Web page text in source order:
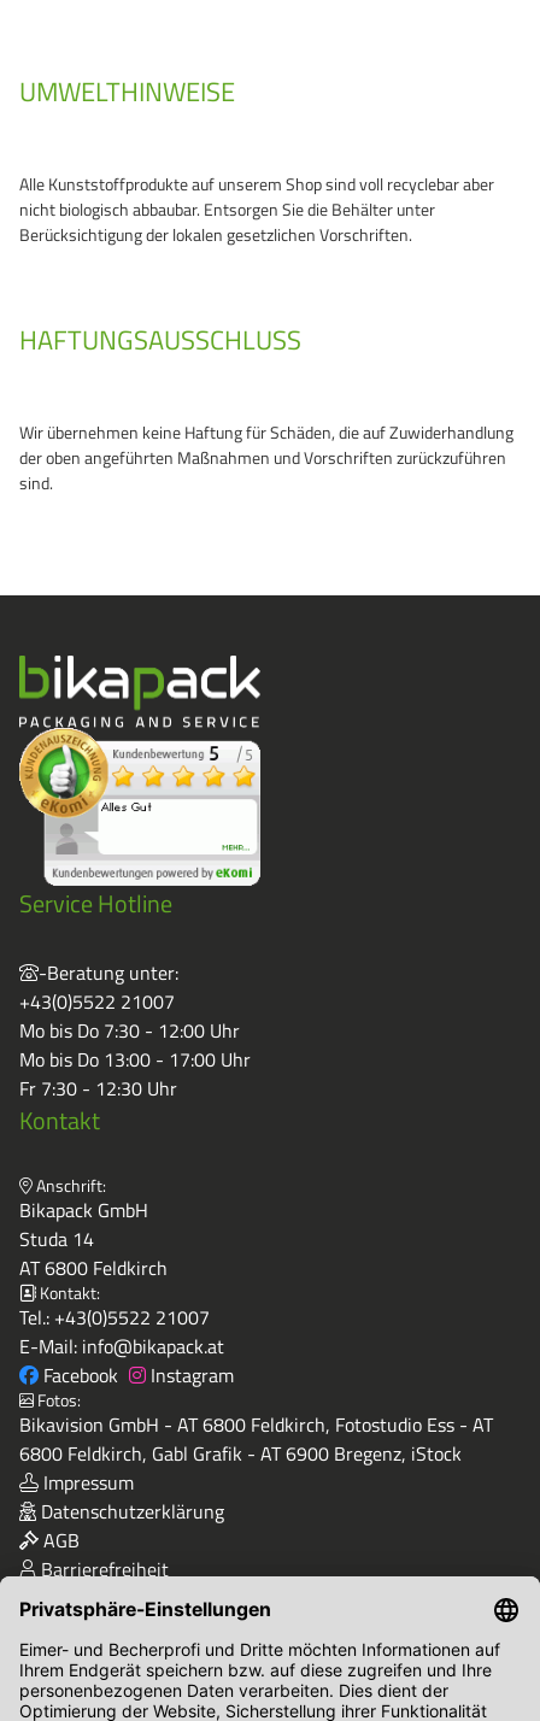
UMWELTHINWEISE
Alle Kunststoffprodukte auf unserem Shop sind voll recyclebar aber
nicht biologisch abbaubar. Entsorgen Sie die Behälter unter
Berücksichtigung der lokalen gesetzlichen Vorschriften.
HAFTUNGSAUSSCHLUSS
Wir übernehmen keine Haftung für Schäden, die auf Zuwiderhandlung
der oben angeführten Maßnahmen und Vorschriften zurückzuführen
sind.
Service Hotline
-Beratung unter:
+43(0)5522 21007
Mo bis Do 7:30 - 12:00 Uhr
Mo bis Do 13:00 - 17:00 Uhr
Fr 7:30 - 12:30 Uhr
Kontakt
Anschrift:
Bikapack GmbH
Studa 14
AT 6800 Feldkirch
Kontakt:
Tel.: +43(0)5522 21007
E-Mail: info@bikapack.at
Facebook
Instagram
Fotos:
Bikavision GmbH - AT 6800 Feldkirch, Fotostudio Ess - AT
6800 Feldkirch, Gabl Grafik - AT 6900 Bregenz, iStock
Impressum
Datenschutzerklärung
AGB
Barrierefreiheit
Qualität & Sicherheit